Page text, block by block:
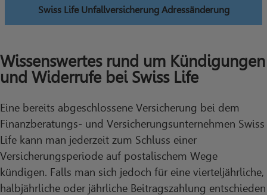
Swiss Life Unfallversicherung Adressänderung
Wissenswertes rund um Kündigungen
und Widerrufe bei Swiss Life
Eine bereits abgeschlossene Versicherung bei dem
Finanzberatungs- und Versicherungsunternehmen Swiss
Life kann man jederzeit zum Schluss einer
Versicherungsperiode auf postalischem Wege
kündigen. Falls man sich jedoch für eine vierteljährliche,
halbjährliche oder jährliche Beitragszahlung entschieden